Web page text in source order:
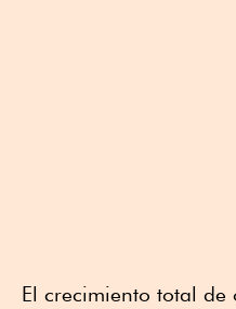
El crecimiento total de